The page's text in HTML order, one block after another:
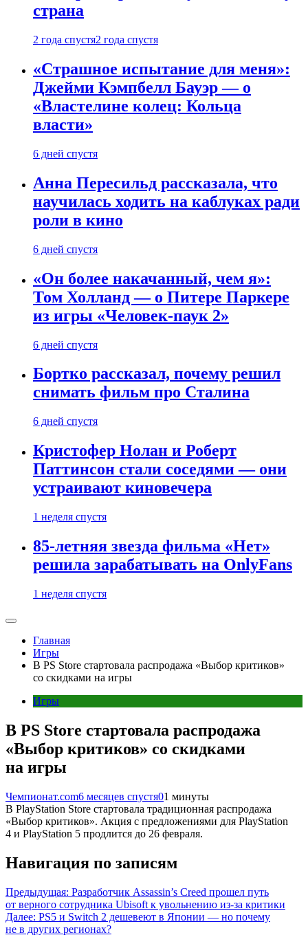
страна
2 года спустя2 года спустя
«Страшное испытание для меня»:
Джейми Кэмпбелл Бауэр — о
«Властелине колец: Кольца
власти»
6 дней спустя
Анна Пересильд рассказала, что
научилась ходить на каблуках ради
роли в кино
6 дней спустя
«Он более накачанный, чем я»:
Том Холланд — о Питере Паркере
из игры «Человек-паук 2»
6 дней спустя
Бортко рассказал, почему решил
снимать фильм про Сталина
6 дней спустя
Кристофер Нолан и Роберт
Паттинсон стали соседями — они
устраивают киновечера
1 неделя спустя
85-летняя звезда фильма «Нет»
решила зарабатывать на OnlyFans
1 неделя спустя
Главная
Игры
В PS Store стартовала распродажа «Выбор критиков»
со скидками на игры
Игры
В PS Store стартовала распродажа
«Выбор критиков» со скидками
на игры
Чемпионат.com6 месяцев спустя01 минуты
В PlayStation Store стартовала традиционная распродажа
«Выбор критиков». Акция с предложениями для PlayStation
4 и PlayStation 5 продлится до 26 февраля.
Навигация по записям
Предыдущая: Разработчик Assassin’s Creed прошел путь
от верного сотрудника Ubisoft к увольнению из-за критики
Далее: PS5 и Switch 2 дешевеют в Японии — но почему
не в других регионах?